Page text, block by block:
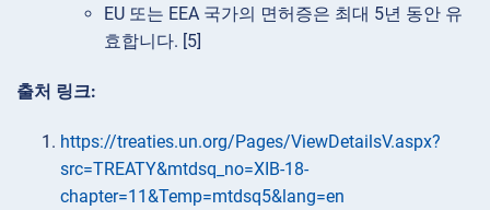
EU 또는 EEA 국가의 면허증은 최대 5년 동안 유
효합니다. [5]
출처 링크:
https://treaties.un.org/Pages/ViewDetailsV.aspx?
src=TREATY&mtdsq_no=XIB-18-
chapter=11&Temp=mtdsq5&lang=en